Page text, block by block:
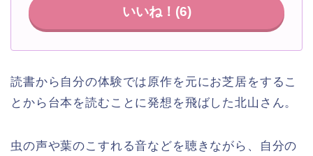
いいね！(6)
読書から自分の体験では原作を元にお芝居をするこ
とから台本を読むことに発想を飛ばした北山さん。
虫の声や葉のこすれる音などを聴きながら、自分の